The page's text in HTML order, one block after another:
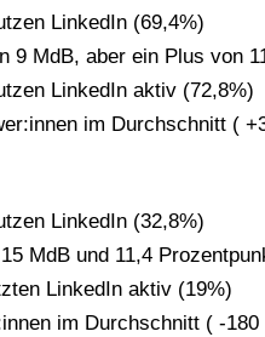
LinkedIn (69,4%)
9 MdB, aber ein Plus von
LinkedIn aktiv (72,8%)
im Durchschnitt (
LinkedIn (32,8%)
MdB und 11,4
LinkedIn aktiv (19%)
im Durchschnitt ( -